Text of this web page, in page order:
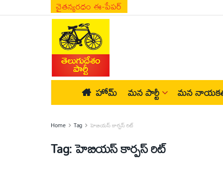
చైతన్యరధం ఈ-పేపర్
హోమ్ మన పార్టీ మన
Home Tag హెబియస్‌ కార్పస్‌ రిట్‌
Tag:హెబియస్‌ కార్పస్‌ రిట్‌